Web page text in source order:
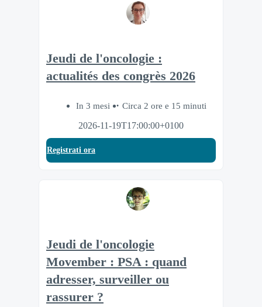
Jeudi de l'oncologie :
actualités des congrès 2026
In 3 mesi
Circa 2 ore e 15 minuti
2026-11-19T17:00:00+0100
Registrati ora
Jeudi de l'oncologie
Movember : PSA : quand
adresser, surveiller ou
rassurer ?